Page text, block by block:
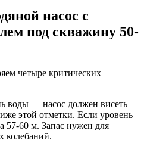
насос с
под скважину 50-
четыре критических
воды — насос должен висеть
этой отметки. Если уровень
57-60 м. Запас нужен для
колебаний.